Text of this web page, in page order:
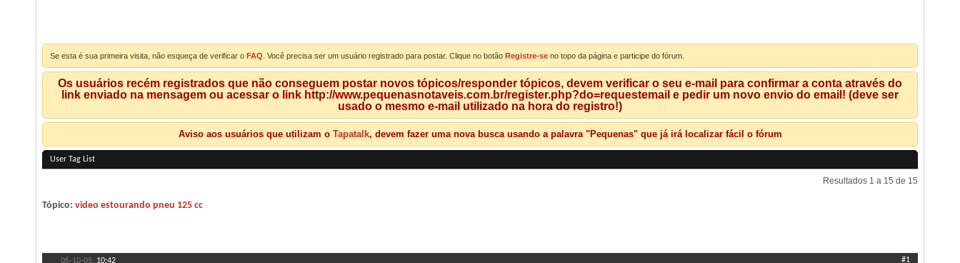
Se esta é sua primeira visita, não esqueça de verificar o FAQ . Você precisa ser um usuário registrado para postar. Clique no botão Registre-se no topo da página e participe do fórum.
Os usuários recém registrados que não conseguem postar novos tópicos/responder tópicos, devem verificar o seu e-mail para confirmar a conta através do
link enviado na mensagem ou acessar o link http://www.pequenasnotaveis.com.br/register.php?do=requestemail e pedir um novo envio do email! (deve ser
usado o mesmo e-mail utilizado na hora do registro!)
Aviso aos usuários que utilizam o Tapatalk, devem fazer uma nova busca usando a palavra "Pequenas" que já irá localizar fácil o fórum
User Tag List
Resultados 1 a 15 de 15
Tópico: video estourando pneu 125 cc
06-10-05, 10:42 #1